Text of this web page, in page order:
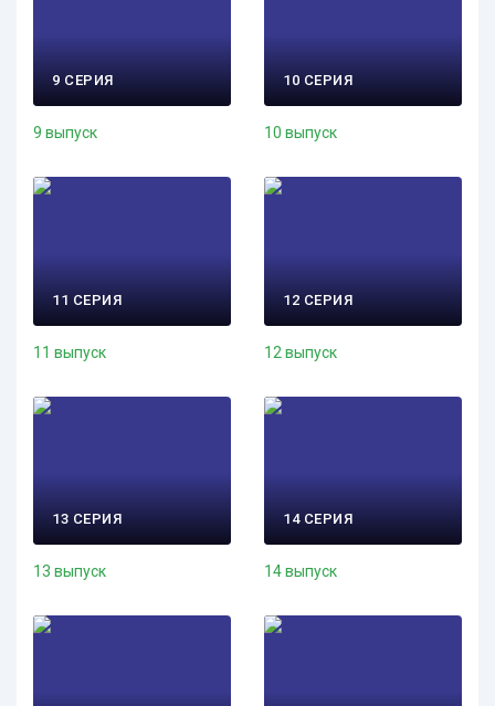
9 СЕРИЯ
9 выпуск
10 СЕРИЯ
10 выпуск
11 СЕРИЯ
11 выпуск
12 СЕРИЯ
12 выпуск
13 СЕРИЯ
13 выпуск
14 СЕРИЯ
14 выпуск